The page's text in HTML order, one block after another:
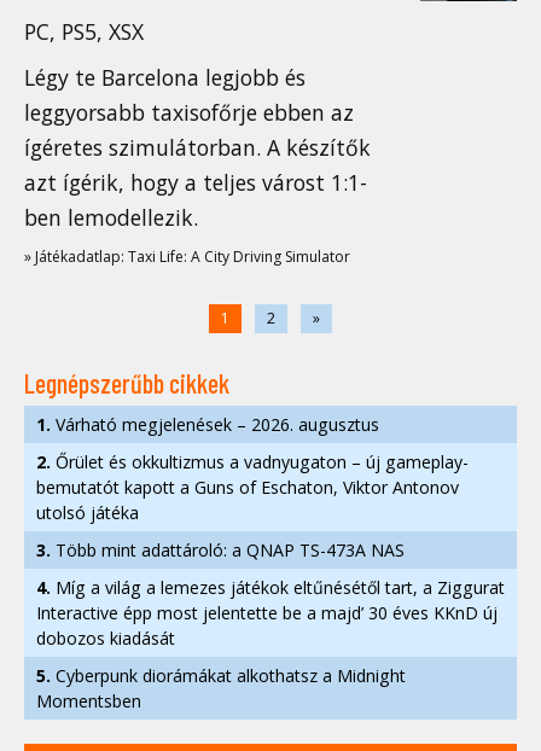
PC, PS5, XSX
Légy te Barcelona legjobb és
leggyorsabb taxisofőrje ebben az
ígéretes szimulátorban. A készítők
azt ígérik, hogy a teljes várost 1:1-
ben lemodellezik.
» Játékadatlap: Taxi Life: A City Driving Simulator
1 2 »
Legnépszerűbb cikkek
1. Várható megjelenések – 2026. augusztus
2. Őrület és okkultizmus a vadnyugaton – új gameplay-
bemutatót kapott a Guns of Eschaton, Viktor Antonov
utolsó játéka
3. Több mint adattároló: a QNAP TS-473A NAS
4. Míg a világ a lemezes játékok eltűnésétől tart, a Ziggurat
Interactive épp most jelentette be a majd’ 30 éves KKnD új
dobozos kiadását
5. Cyberpunk diorámákat alkothatsz a Midnight
Momentsben